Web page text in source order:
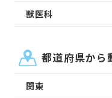
獣医科
都道府県から
関東